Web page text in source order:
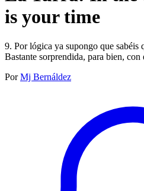
is your time
9. Por lógica ya supongo que sabéis
Bastante sorprendida, para bien,
Por Mj Bernáldez